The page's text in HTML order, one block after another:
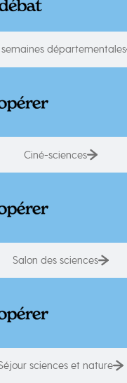
semaines départementales
Ciné-sciences
Salon des sciences
sciences et nature